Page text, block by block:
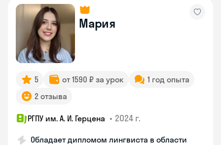
Мария
5 от 1590 ₽ за урок
1 год опыта
2 отзыва
РГПУ им. А. И. Герцена • 2024 г.
Обладает дипломом лингвиста в области